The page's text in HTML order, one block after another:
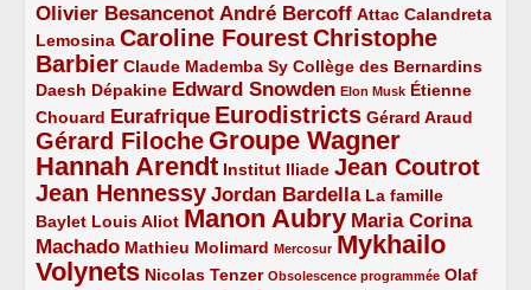
Olivier Besancenot
3/5 André Bercoff
3/5 Attac
2/5
Calandreta
Lemosina
2/5 Caroline Fourest
4/5
Christophe
Barbier
4/5 Claude Mademba Sy
2/5 Collège des Bernardins
2/5
Daesh
2/5 Dépakine
2/5 Edward Snowden
3/5 Elon Musk
1/5
Étienne
Chouard
2/5 Eurafrique
3/5 Eurodistricts
4/5 Gérard Araud
2/5
Gérard Filoche
4/5 Groupe Wagner
5/5
Hannah Arendt
5/5 Institut Iliade
2/5 Jean Coutrot
4/5
Jean Hennessy
4/5 Jordan Bardella
3/5
La famille
Baylet
2/5 Louis Aliot
2/5 Manon Aubry
5/5
Maria Corina
Machado
3/5 Mathieu Molimard
2/5 Mercosur
1/5
Mykhailo
Volynets
5/5 Nicolas Tenzer
2/5 Obsolescence programmée
1/5
Olaf